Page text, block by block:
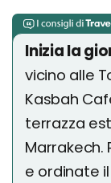
Inizia la
vicino alle
Kasbah
terrazza
Marrakech.
e ordinate